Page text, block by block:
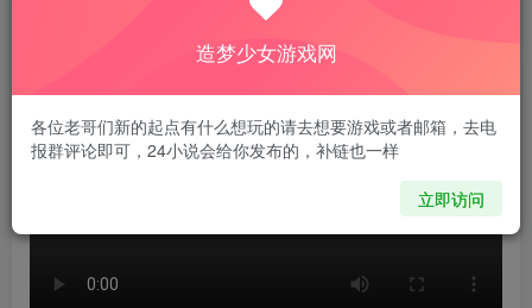
造梦少女游戏网
各位老哥们新的起点有什么想玩的请去想要游戏或者邮箱，去电
报群评论即可，24小说会给你发布的，补链也一样
立即访问